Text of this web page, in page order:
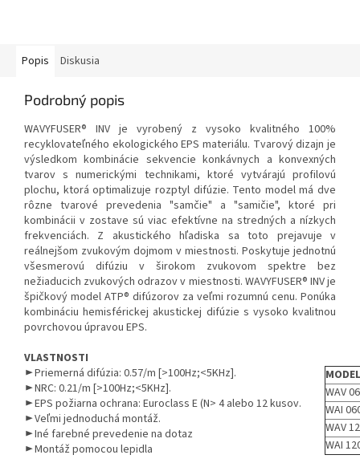
Popis Diskusia
Podrobný popis
WAVYFUSER® INV je vyrobený z vysoko kvalitného 100%
recyklovateľného ekologického EPS materiálu. Tvarový dizajn je
výsledkom kombinácie sekvencie konkávnych a konvexných
tvarov s numerickými technikami, ktoré vytvárajú profilovú
plochu, ktorá optimalizuje rozptyl difúzie. Tento model má dve
rôzne tvarové prevedenia "samčie" a "samičie", ktoré pri
kombinácii v zostave sú viac efektívne na stredných a nízkych
frekvenciách. Z akustického hľadiska sa toto prejavuje v
reálnejšom zvukovým dojmom v miestnosti. Poskytuje jednotnú
všesmerovú difúziu v širokom zvukovom spektre bez
nežiaducich zvukových odrazov v miestnosti. WAVYFUSER® INV je
špičkový model ATP® difúzorov za veľmi rozumnú cenu. Ponúka
kombináciu hemisférickej akustickej difúzie s vysoko kvalitnou
povrchovou úpravou EPS.
VLASTNOSTI
► Priemerná difúzia: 0.57/m [>100Hz;<5KHz].
► NRC: 0.21/m [>100Hz;<5KHz].
► EPS požiarna ochrana: Euroclass E (N> 4 alebo 12 kusov.
► Veľmi jednoduchá montáž.
► Iné farebné prevedenie na dotaz
► Montáž pomocou lepidla
MODEL
WAV
WAI
WAV
WAI